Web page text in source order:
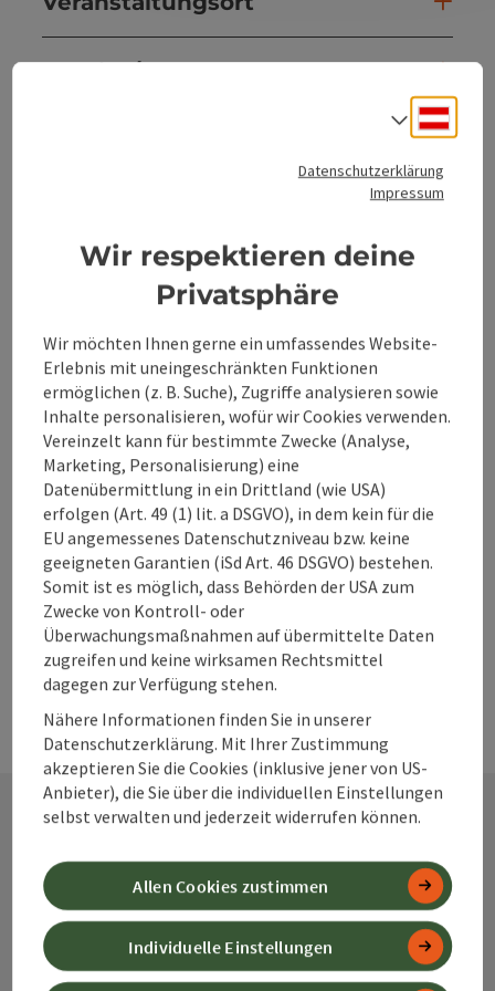
Anreise/Lage
Barrierefreiheit
Beitrag merken
zum Merkzettel
PDF erstellen
Beitrag drucken
powered by TOURDATA Änderung vorschlagen
Kontakt
Alpenland Tourismus GmbH
Datenschutzerklärung
Impressum
Wir respektieren deine
Privatsphäre
Wir möchten Ihnen gerne ein umfassendes Website-
Erlebnis mit uneingeschränkten Funktionen
ermöglichen (z. B. Suche), Zugriffe analysieren sowie
Inhalte personalisieren, wofür wir Cookies verwenden.
Vereinzelt kann für bestimmte Zwecke (Analyse,
Marketing, Personalisierung) eine
Datenübermittlung in ein Drittland (wie USA)
erfolgen (Art. 49 (1) lit. a DSGVO), in dem kein für die
EU angemessenes Datenschutzniveau bzw. keine
geeigneten Garantien (iSd Art. 46 DSGVO) bestehen.
Somit ist es möglich, dass Behörden der USA zum
Zwecke von Kontroll- oder
Überwachungsmaßnahmen auf übermittelte Daten
zugreifen und keine wirksamen Rechtsmittel
dagegen zur Verfügung stehen.
Nähere Informationen finden Sie in unserer
Datenschutzerklärung. Mit Ihrer Zustimmung
akzeptieren Sie die Cookies (inklusive jener von US-
Anbieter), die Sie über die individuellen Einstellungen
selbst verwalten und jederzeit widerrufen können.
Individuelle Einstellungen
Allen Cookies zustimmen